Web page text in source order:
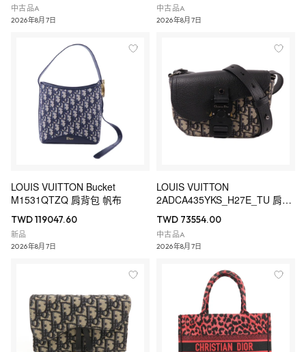
中古品A
2026年8月7日
中古品A
2026年8月7日
LOUIS VUITTON Bucket
M1531QTZQ 肩背包 帆布
TWD 119047.60
新品
2026年8月7日
LOUIS VUITTON
2ADCA435YKS_H27E_TU 肩背
TWD 73554.00
中古品A
2026年8月7日